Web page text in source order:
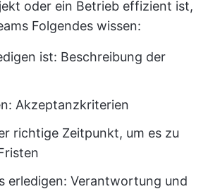
oder ein Betrieb effizient ist,
Folgendes wissen:
ist: Beschreibung der
Akzeptanzkriterien
richtige Zeitpunkt, um es zu
erledigen: Verantwortung und